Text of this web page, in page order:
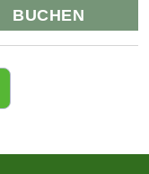
BUCHEN